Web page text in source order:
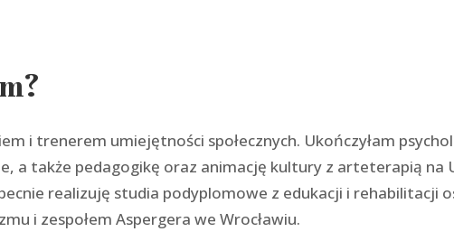
i trenerem umiejętności społecznych. Ukończyłam
a także pedagogikę oraz animację kultury z arteterapią na
realizuję studia podyplomowe z edukacji i rehabilitacji
i zespołem Aspergera we Wrocławiu.